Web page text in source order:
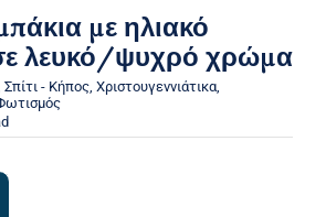
με ηλιακό
λευκό/ψυχρό χρώμα
Σπίτι - Κήπος, Χριστουγεννιάτικα,